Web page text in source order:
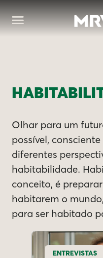
Olhar para um
possível,
diferentes
habitabilidade.
conceito, é
habitarem o
para ser habitado
ENTREVISTAS